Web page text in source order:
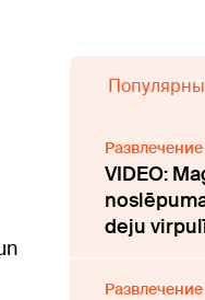
Развлечение
VIDEO:
deju
Развлечение